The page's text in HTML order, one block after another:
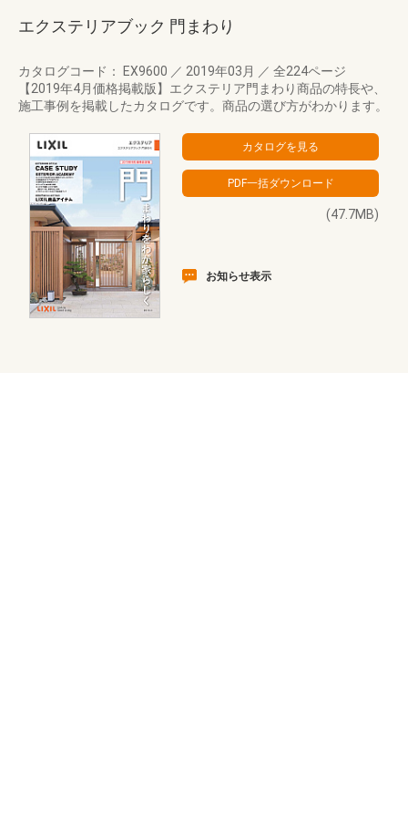
エクステリアブック 門まわり
カタログコード： EX9600 ／ 2019年03月 ／ 全224ページ
【2019年4月価格掲載版】エクステリア門まわり商品の特長や、
施工事例を掲載したカタログです。商品の選び方がわかります。
(47.7MB)
お知らせ表示